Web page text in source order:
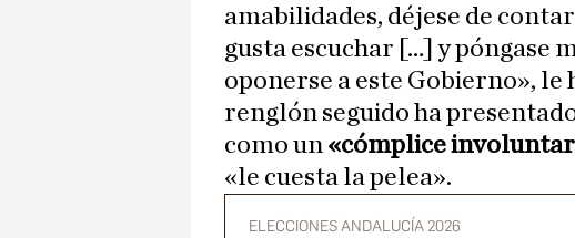
amabilidades, déjese de
gusta escuchar […] y póngase
oponerse a este Gobierno», le
renglón seguido ha
como un «cómplice
«le cuesta la pelea».
ELECCIONES ANDALUCÍA 2026